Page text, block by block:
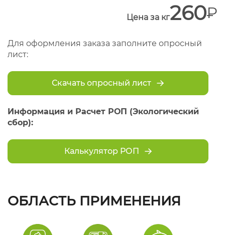
Цена за кг260
Для оформления заказа заполните опросный
лист:
Скачать опросный лист
Информация и Расчет РОП (Экологический
сбор):
Калькулятор РОП
ОБЛАСТЬ ПРИМЕНЕНИЯ